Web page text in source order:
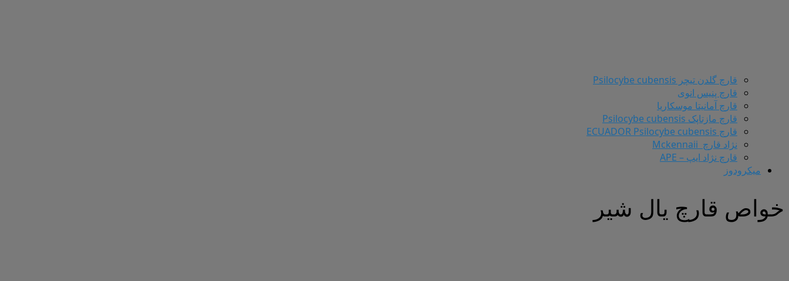
قارچ گلدن تیچر Psilocybe cubensis
قارچ پنیس انوی
قارچ آمانیتا موسکاریا
قارچ مازتاپک Psilocybe cubensis
قارچ ECUADOR Psilocybe cubensis
نژاد قارچ Mckennaii
قارچ نژاد ایپ – APE
میکرودوز
خواص قارچ یال شیر